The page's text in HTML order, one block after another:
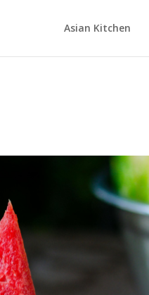
Asian Kitchen